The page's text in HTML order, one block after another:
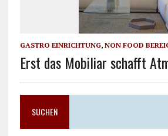
GASTRO EINRICHTUNG, NON FOOD
Erst das Mobiliar schafft
SUCHEN